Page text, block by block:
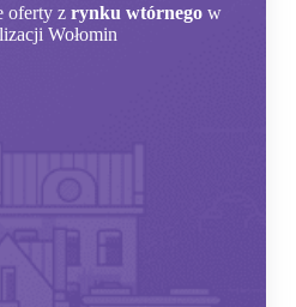
oferty z rynku wtórnego w
Wołomin